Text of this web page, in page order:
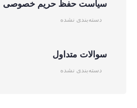
سیاست حفظ حریم خصوصی
دسته‌بندی نشده
سوالات متداول
دسته‌بندی نشده